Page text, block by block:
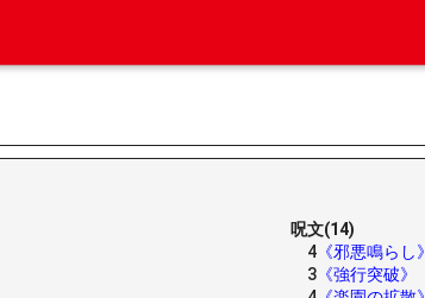
呪文(14)
4 《邪悪鳴らし》
3 《強行突破》